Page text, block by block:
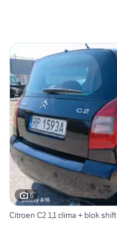
6
Citroen C2 1,1 clima + blok shift